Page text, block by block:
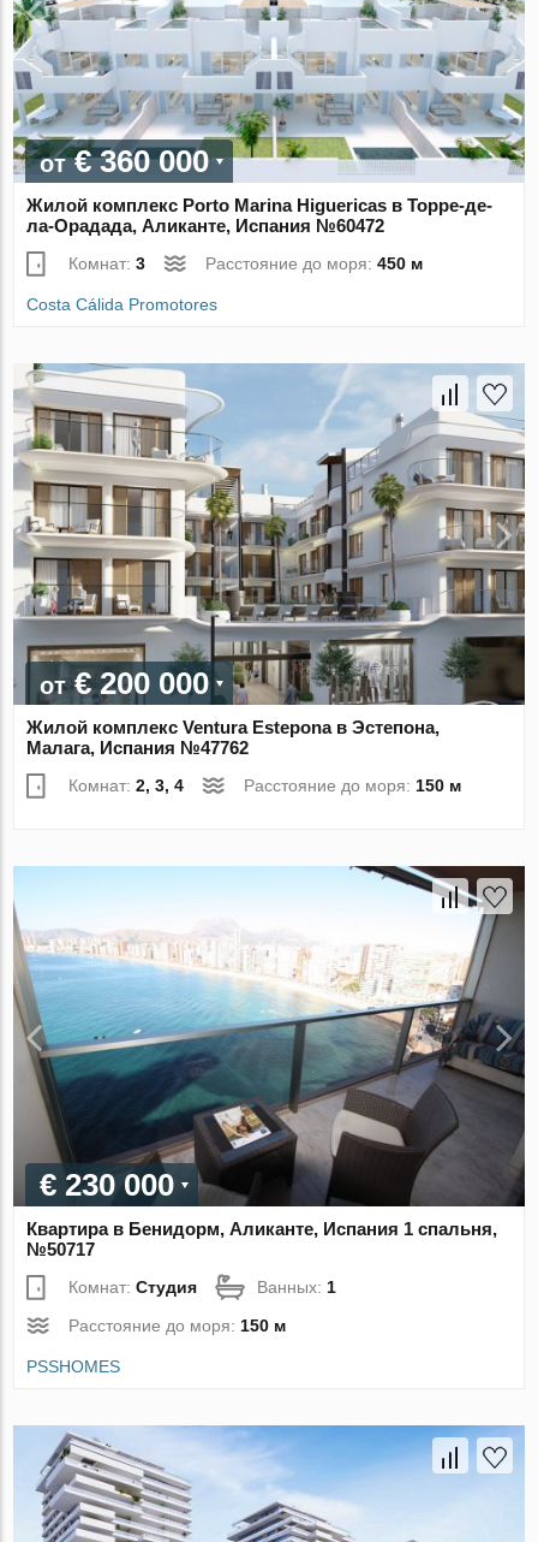
от€ 360 000
Жилой комплекс Porto Marina Higuericas в Торре-де-
ла-Орадада, Аликанте, Испания №60472
Комнат:3 Расстояние до моря:450 м
Costa Cálida Promotores
от€ 200 000
Жилой комплекс Ventura Estepona в Эстепона,
Малага, Испания №47762
Комнат:2, 3, 4 Расстояние до моря: 150 м
€ 230 000
Квартира в Бенидорм, Аликанте, Испания 1 спальня,
№50717
Комнат:Студия Ванных:1
Расстояние до моря:150 м
PSSHOMES